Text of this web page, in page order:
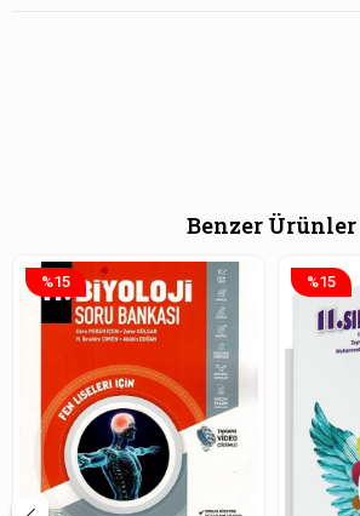
Benzer Ürünler
%15 %15